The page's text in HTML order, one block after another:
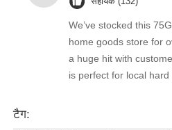
We’ve stocked this
home goods store for
a huge hit with
is perfect for local hard
टैग: